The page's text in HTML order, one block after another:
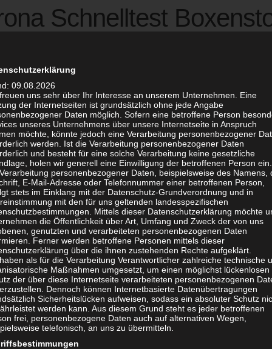
Schnelltest
Geislingen
die Corona-Schnelltest-Station eröffnet in der
Geislingen. Kunden des Cityoutlet können sich so
Einkauf genießen. Das SPONTAN-Magazin hat den
Nach 15 Minuten war das Ergebnis bereits auf
wurde der neue Boxenstop mit dem amtierenden
sowie der Center Managerin Frauke Aumann.
und haben eine schnelle Testcenter-Umsetzung
den Vorteilen des Check-In System von gehext
sehr interessiert.
Magazin war für Euch bei der Eröffnung des
im Cityoutlet Geislingen dabei. Seht
haben wir für Euch festgehalten.
09.08.2026
uns sehr über Ihr Interesse an unserem Unternehmen. Eine
der Internetseiten ist grundsätzlich ohne jede Angabe
Daten möglich. Sofern eine betroffene Person
unseres Unternehmens über unsere Internetseite in Anspruch
möchte, könnte jedoch eine Verarbeitung personenbezogener
werden. Ist die Verarbeitung personenbezogener Daten
und besteht für eine solche Verarbeitung keine gesetzliche
holen wir generell eine Einwilligung der betroffenen Person ein.
personenbezogener Daten, beispielsweise des Namens,
E-Mail-Adresse oder Telefonnummer einer betroffenen Person,
stets im Einklang mit der Datenschutz-Grundverordnung und in
mit den für uns geltenden landesspezifischen
Mittels dieser Datenschutzerklärung möchte
die Öffentlichkeit über Art, Umfang und Zweck der von uns
genutzten und verarbeiteten personenbezogenen Daten
Ferner werden betroffene Personen mittels dieser
über die ihnen zustehenden Rechte aufgeklärt.
als für die Verarbeitung Verantwortlicher zahlreiche technische
Maßnahmen umgesetzt, um einen möglichst lückenlosen
der über diese Internetseite verarbeiteten personenbezogenen
Dennoch können Internetbasierte Datenübertragungen
Sicherheitslücken aufweisen, sodass ein absoluter Schutz
werden kann. Aus diesem Grund steht es jeder betroffenen
frei, personenbezogene Daten auch auf alternativen Wegen,
telefonisch, an uns zu übermitteln.